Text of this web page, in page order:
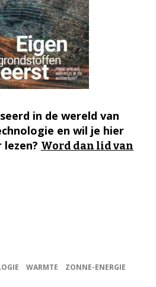
in de wereld van
en wil je hier
Word dan lid van
WARMTE
ZONNE-ENERGIE